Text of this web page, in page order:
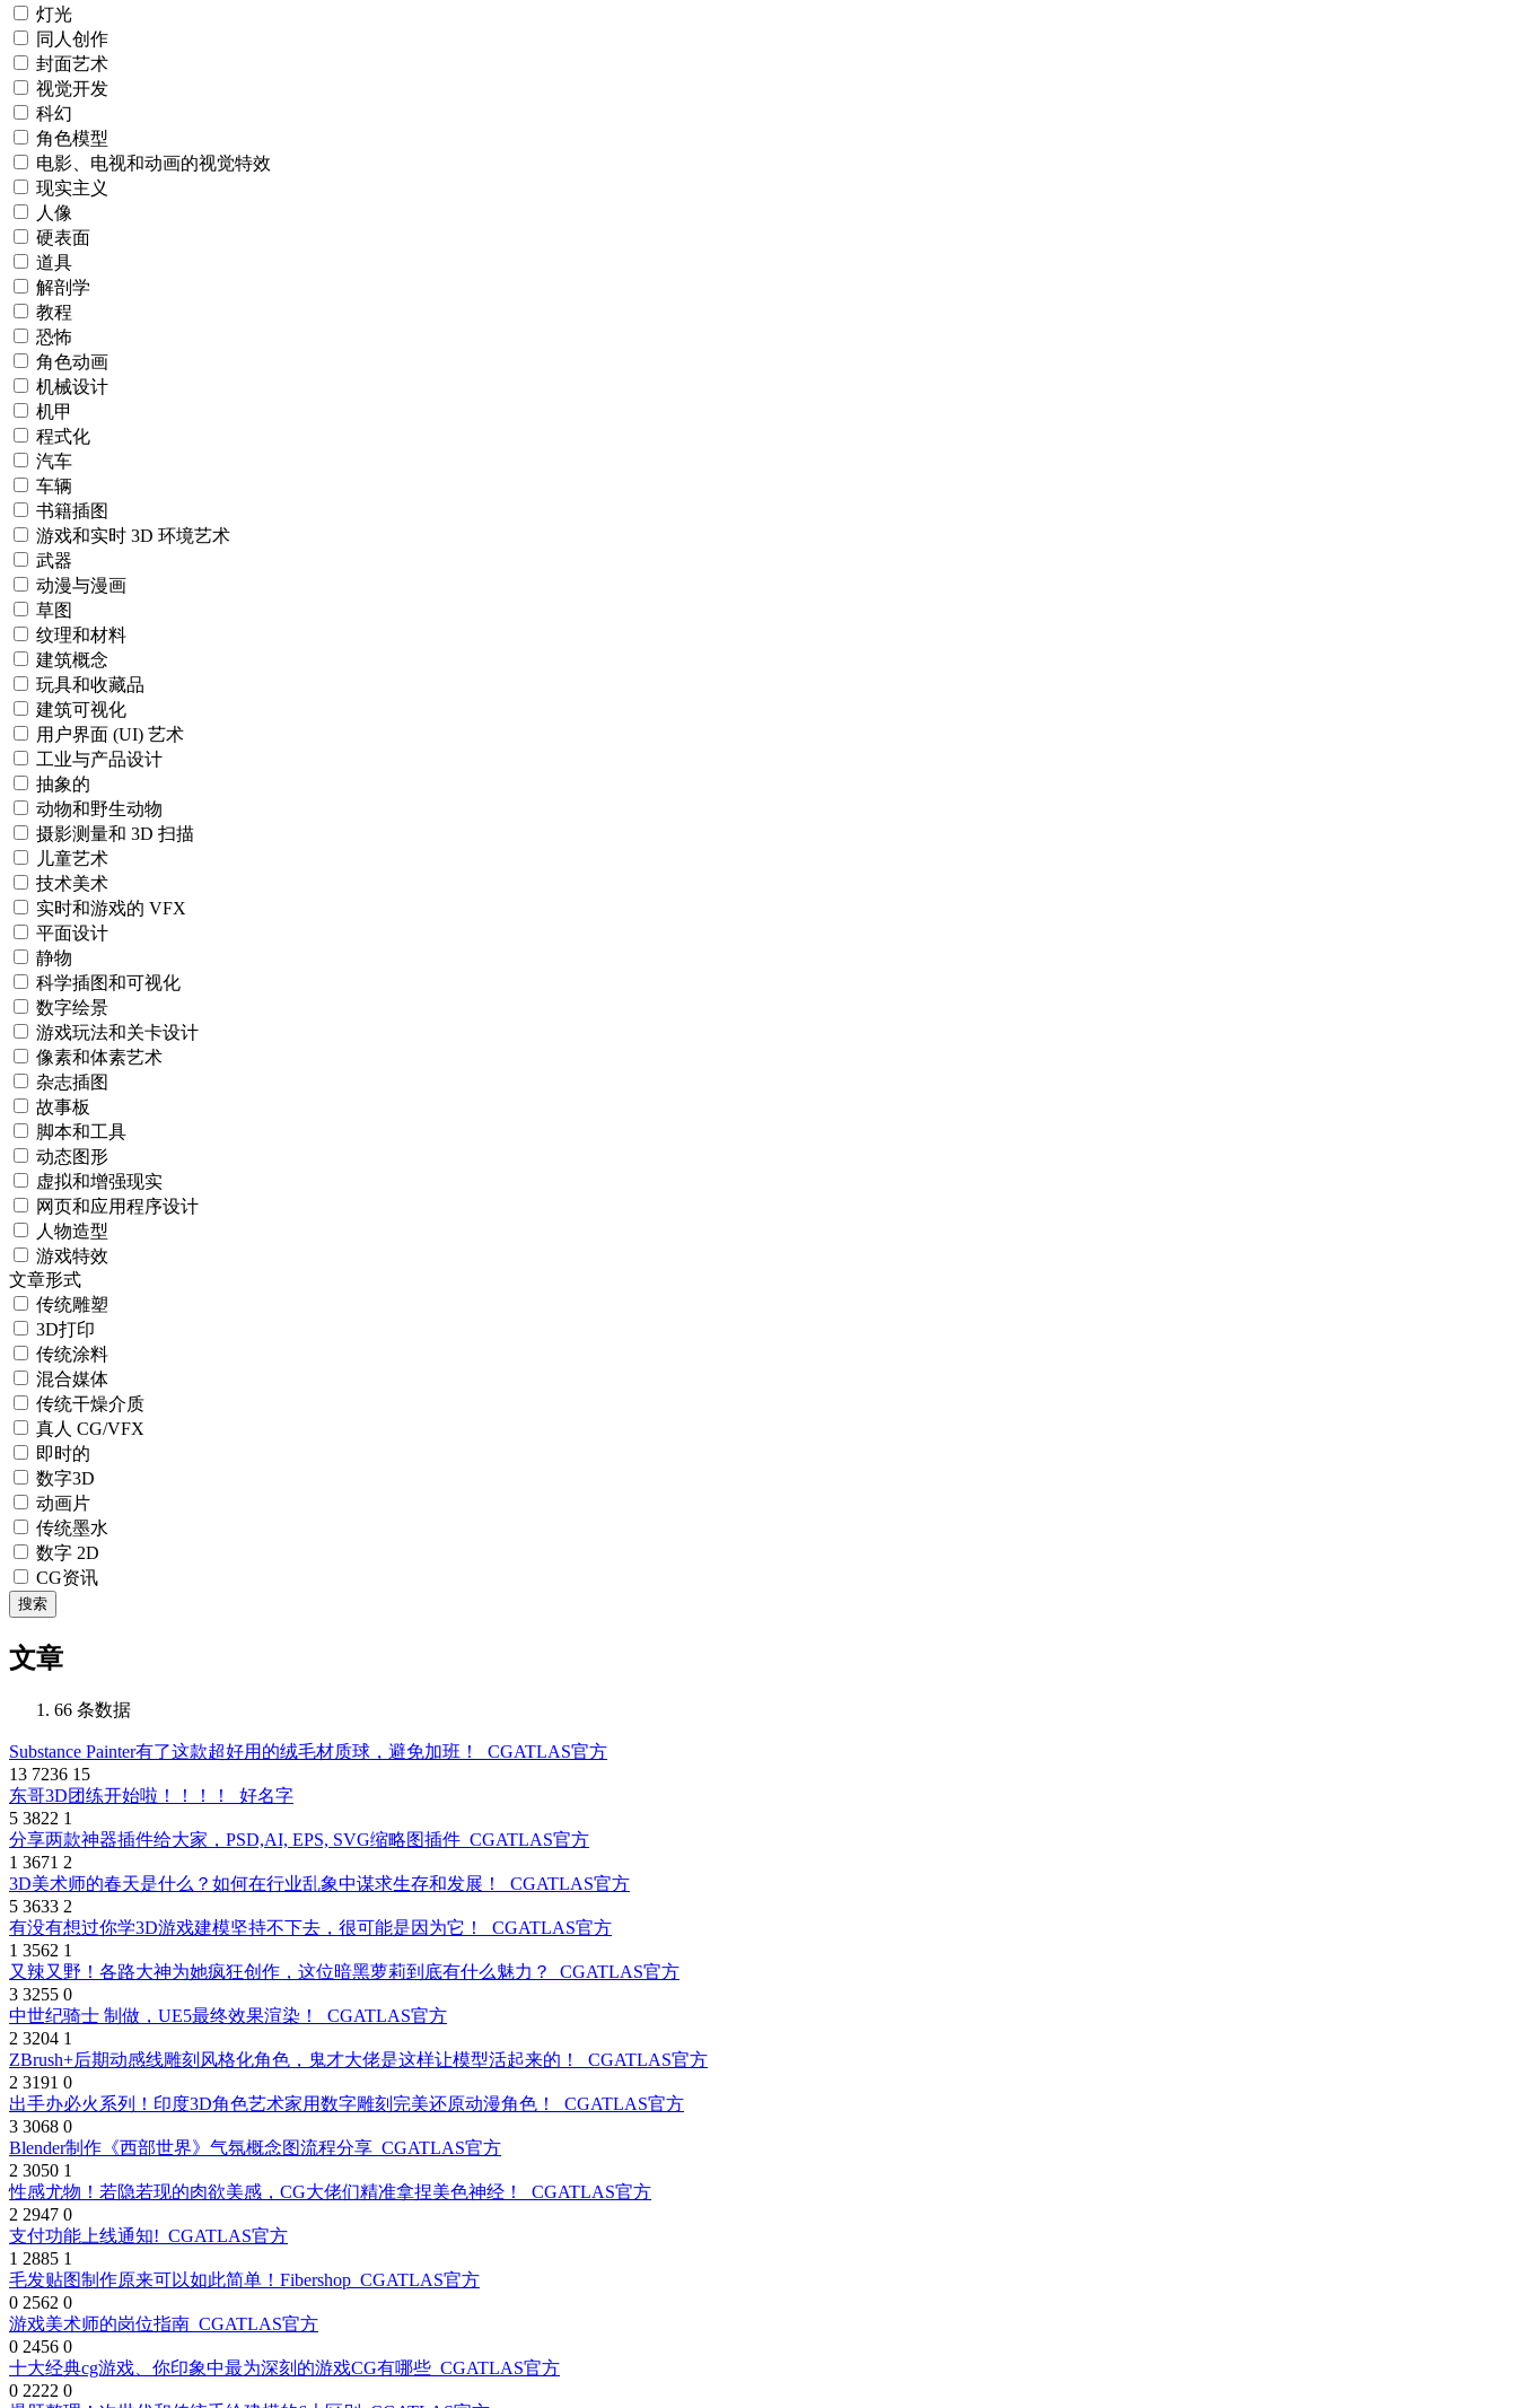
灯光
同人创作
封面艺术
视觉开发
科幻
角色模型
电影、电视和动画的视觉特效
现实主义
人像
硬表面
道具
解剖学
教程
恐怖
角色动画
机械设计
机甲
程式化
汽车
车辆
书籍插图
游戏和实时 3D 环境艺术
武器
动漫与漫画
草图
纹理和材料
建筑概念
玩具和收藏品
建筑可视化
用户界面 (UI) 艺术
工业与产品设计
抽象的
动物和野生动物
摄影测量和 3D 扫描
儿童艺术
技术美术
实时和游戏的 VFX
平面设计
静物
科学插图和可视化
数字绘景
游戏玩法和关卡设计
像素和体素艺术
杂志插图
故事板
脚本和工具
动态图形
虚拟和增强现实
网页和应用程序设计
人物造型
游戏特效
文章形式
传统雕塑
3D打印
传统涂料
混合媒体
传统干燥介质
真人 CG/VFX
即时的
数字3D
动画片
传统墨水
数字 2D
CG资讯
搜索
文章
66 条数据
Substance Painter有了这款超好用的绒毛材质球，避免加班！
CGATLAS官方
13 7236 15
东哥3D团练开始啦！！！！
好名字
5 3822 1
分享两款神器插件给大家，PSD,AI, EPS, SVG缩略图插件 CGATLAS官方
1 3671 2
3D美术师的春天是什么？如何在行业乱象中谋求生存和发展！
CGATLAS官方
5 3633 2
有没有想过你学3D游戏建模坚持不下去，很可能是因为它！
CGATLAS官方
1 3562 1
又辣又野！各路大神为她疯狂创作，这位暗黑萝莉到底有什么魅力？
CGATLAS官方
3 3255 0
中世纪骑士 制做，UE5最终效果渲染！
CGATLAS官方
2 3204 1
ZBrush+后期动感线雕刻风格化角色，鬼才大佬是这样让模型活起来的！
CGATLAS官方
2 3191 0
出手办必火系列！印度3D角色艺术家用数字雕刻完美还原动漫角色！
CGATLAS官方
3 3068 0
Blender制作《西部世界》气氛概念图流程分享 CGATLAS官方
2 3050 1
性感尤物！若隐若现的肉欲美感，CG大佬们精准拿捏美色神经！
CGATLAS官方
2 2947 0
支付功能上线通知! CGATLAS官方
1 2885 1
毛发贴图制作原来可以如此简单！Fibershop CGATLAS官方
0 2562 0
游戏美术师的岗位指南 CGATLAS官方
0 2456 0
十大经典cg游戏、你印象中最为深刻的游戏CG有哪些 CGATLAS官方
0 2222 0